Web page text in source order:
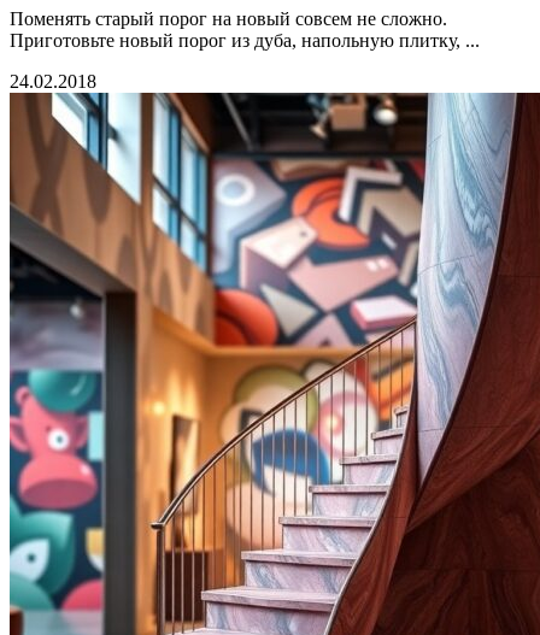
Поменять старый порог на новый совсем не сложно.
Приготовьте новый порог из дуба, напольную плитку, ...
24.02.2018